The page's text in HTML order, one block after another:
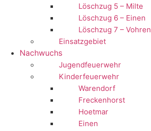
Löschzug 5 – Milte
Löschzug 6 – Einen
Löschzug 7 – Vohren
Einsatzgebiet
Nachwuchs
Jugendfeuerwehr
Kinderfeuerwehr
Warendorf
Freckenhorst
Hoetmar
Einen